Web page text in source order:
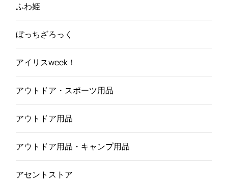
ふわ姫
ぼっちざろっく
アイリスweek！
アウトドア・スポーツ用品
アウトドア用品
アウトドア用品・キャンプ用品
アセントストア